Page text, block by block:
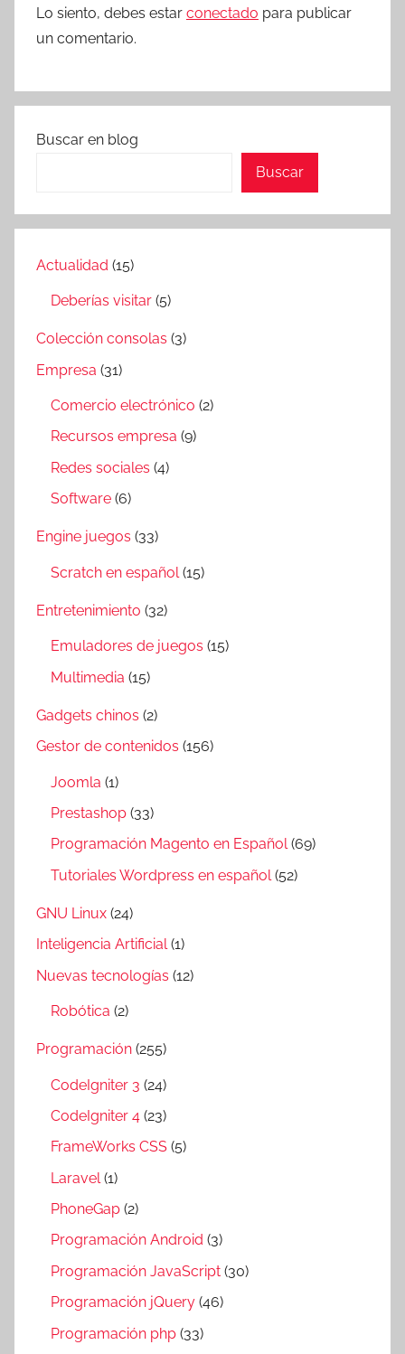
Lo siento, debes estar conectado para publicar
un comentario.
Buscar en blog
Buscar
Actualidad (15)
Deberías visitar (5)
Colección consolas (3)
Empresa (31)
Comercio electrónico (2)
Recursos empresa (9)
Redes sociales (4)
Software (6)
Engine juegos (33)
Scratch en español (15)
Entretenimiento (32)
Emuladores de juegos (15)
Multimedia (15)
Gadgets chinos (2)
Gestor de contenidos (156)
Joomla (1)
Prestashop (33)
Programación Magento en Español(69)
Tutoriales Wordpress en español (52)
GNU Linux (24)
Inteligencia Artificial(1)
Nuevas tecnologías (12)
Robótica (2)
Programación (255)
CodeIgniter 3 (24)
CodeIgniter 4 (23)
FrameWorks CSS (5)
Laravel (1)
PhoneGap (2)
Programación Android (3)
Programación JavaScript (30)
Programación jQuery (46)
Programación php (33)